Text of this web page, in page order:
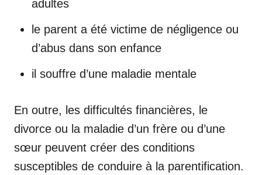
adultes
le parent a été victime de négligence ou
d’abus dans son enfance
il souffre d’une maladie mentale
En outre, les difficultés financières, le
divorce ou la maladie d’un frère ou d’une
sœur peuvent créer des conditions
susceptibles de conduire à la parentification.